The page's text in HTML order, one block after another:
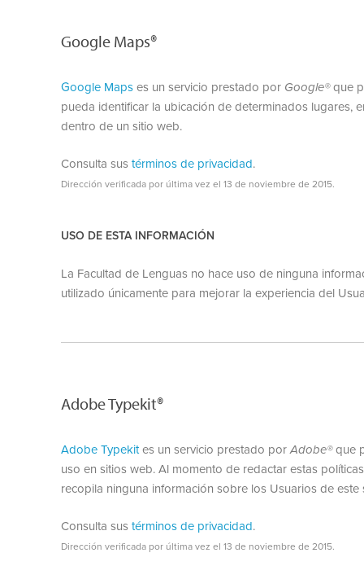
Google Maps®
Google Maps es un servicio prestado por Google®que
pueda identificar la ubicación de determinados lugares,
dentro de un sitio web.
Consulta sus términos de privacidad.
Dirección verificada por última vez el 13 de noviembre de 2015.
USO DE ESTA INFORMACIÓN
La Facultad de Lenguas no hace uso de ninguna
utilizado únicamente para mejorar la experiencia del
Adobe Typekit®
Adobe Typekit es un servicio prestado por Adobe®que
uso en sitios web. Al momento de redactar estas
recopila ninguna información sobre los Usuarios de este
Consulta sus términos de privacidad.
Dirección verificada por última vez el 13 de noviembre de 2015.